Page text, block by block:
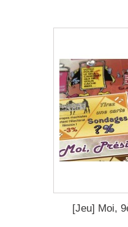
[Jeu] Moi,